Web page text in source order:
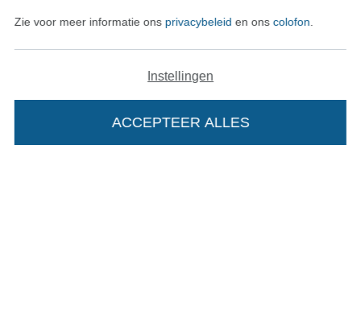
Nederlands
Wissel naar deFrançais
Wissel naar de
Zie voor meer informatie ons privacybeleid en ons colofon
Instellingen
ACCEPTEER ALLES